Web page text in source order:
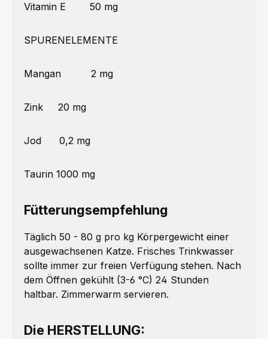
Vitamin E 50 mg
SPURENELEMENTE
Mangan 2 mg
Zink 20 mg
Jod 0,2 mg
Taurin 1000 mg
Fütterungsempfehlung
Täglich 50 - 80 g pro kg Körpergewicht einer
ausgewachsenen Katze. Frisches Trinkwasser
sollte immer zur freien Verfügung stehen. Nach
dem Öffnen gekühlt (3-6 °C) 24 Stunden
haltbar. Zimmerwarm servieren.
Die HERSTELLUNG: